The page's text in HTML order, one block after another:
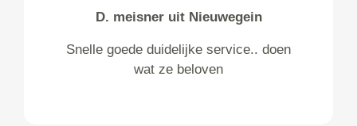
D. meisner uit Nieuwegein
Snelle goede duidelijke service.. doen
wat ze beloven